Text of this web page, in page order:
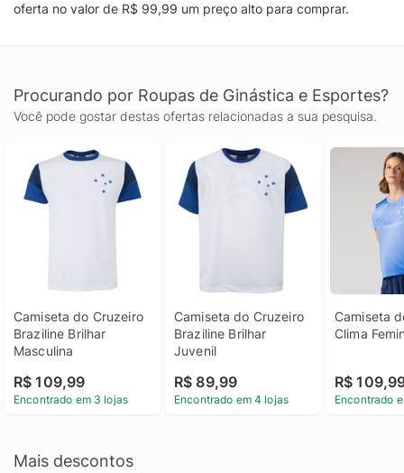
oferta no valor de R$ 99,99 um preço alto para comprar.
Procurando por Roupas de Ginástica e Esportes?
Você pode gostar destas ofertas relacionadas a sua pesquisa.
Camiseta do Cruzeiro
Braziline Brilhar
Masculina
R$ 109,99
Encontrado em 3 lojas
Camiseta do Cruzeiro
Braziline Brilhar
Juvenil
R$ 89,99
Encontrado em 4 lojas
Camiseta
Clima
R$
Encontrado
Mais descontos